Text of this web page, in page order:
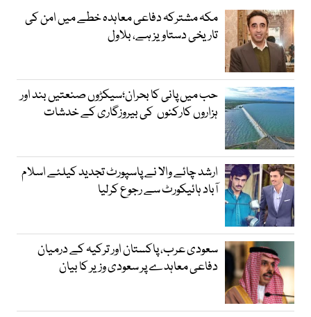
مکہ مشترکہ دفاعی معاہدہ خطے میں امن کی
تاریخی دستاویز ہے، بلاول
حب میں پانی کا بحران؛سیکڑوں صنعتیں بند اور
ہزاروں کارکنوں کی بیروزگاری کے خدشات
ارشد چائے والا نے پاسپورٹ تجدید کیلئے اسلام
آباد ہائیکورٹ سے رجوع کرلیا
سعودی عرب، پاکستان اور ترکیہ کے درمیان
دفاعی معاہدے پر سعودی وزیر کا بیان